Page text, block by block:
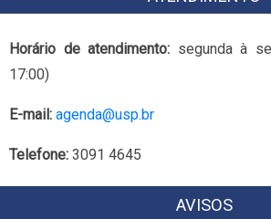
Horário de atendimento: segunda à
17:00)
E-mail: agenda@usp.br
Telefone: 3091 4645
AVISOS